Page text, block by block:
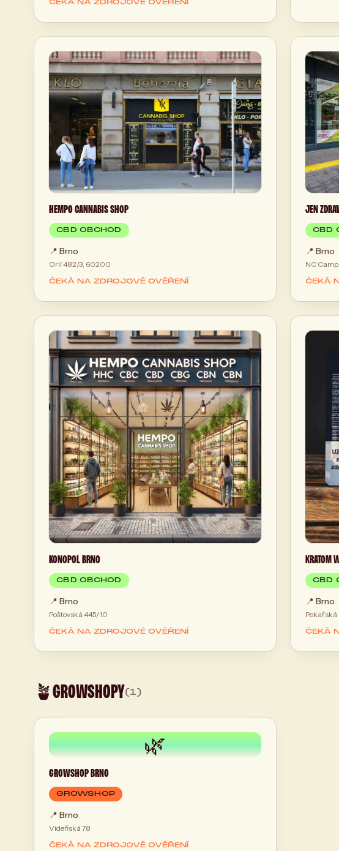
ČEKÁ NA ZDROJOVÉ OVĚŘENÍ
HEMPO CANNABIS SHOP
CBD OBCHOD
📍 Brno
Orlí 482/3, 60200
ČEKÁ NA ZDROJOVÉ OVĚŘENÍ
JEN
CBD
📍 Brno
NC
ČEKÁ
KONOPOL BRNO
CBD OBCHOD
📍 Brno
Poštovská 445/10
ČEKÁ NA ZDROJOVÉ OVĚŘENÍ
KRATOM
CBD
📍 Brno
Pekařská
ČEKÁ
🪴GROWSHOPY(1)
🌿
GROWSHOP BRNO
GROWSHOP
📍 Brno
Vídeňská 78
ČEKÁ NA ZDROJOVÉ OVĚŘENÍ